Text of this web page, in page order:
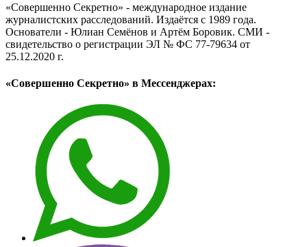
«Совершенно Секретно» - международное издание
журналистских расследований. Издаётся с 1989 года.
Основатели - Юлиан Семёнов и Артём Боровик. CМИ -
свидетельство о регистрации ЭЛ № ФС 77-79634 от
25.12.2020 г.
«Совершенно Секретно» в Мессенджерах: